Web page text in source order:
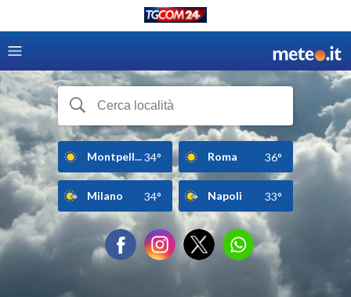
Montpell...34° Roma 36°
Milano 34° Napoli 33°